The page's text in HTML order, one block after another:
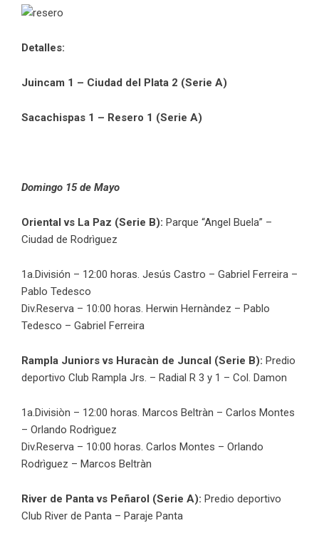
Detalles:
Juincam 1 – Ciudad del Plata 2 (Serie A)
Sacachispas 1 – Resero 1 (Serie A)
Domingo 15 de Mayo
Oriental vs La Paz (Serie B): Parque “Angel Buela” –
Ciudad de Rodrìguez
1a.División – 12:00 horas. Jesús Castro – Gabriel Ferreira –
Pablo Tedesco
Div.Reserva – 10:00 horas. Herwin Hernàndez – Pablo
Tedesco – Gabriel Ferreira
Rampla Juniors vs Huracàn de Juncal (Serie B): Predio
deportivo Club Rampla Jrs. – Radial R 3 y 1 – Col. Damon
1a.Divisiòn – 12:00 horas. Marcos Beltràn – Carlos Montes
– Orlando Rodrìguez
Div.Reserva – 10:00 horas. Carlos Montes – Orlando
Rodrìguez – Marcos Beltràn
River de Panta vs Peñarol (Serie A): Predio deportivo
Club River de Panta – Paraje Panta